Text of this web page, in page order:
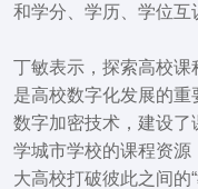
和学分、学历、学位互
丁敏表示，探索高校课
是高校数字化发展的重
数字加密技术，建设
学城市学校的课程资
大高校打破彼此之间的